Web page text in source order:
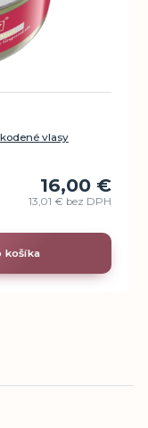
vlasy
16,00 €
13,01 € bez DPH
košíka